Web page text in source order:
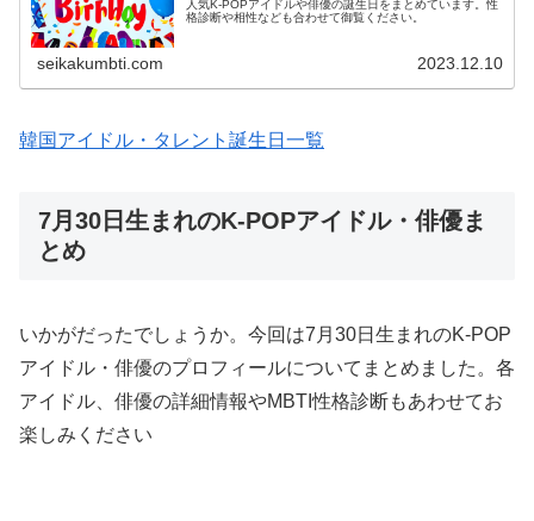
人気K-POPアイドルや俳優の誕生日をまとめています。性
格診断や相性なども合わせて御覧ください。
seikakumbti.com 2023.12.10
韓国アイドル・タレント誕生日一覧
7月30日生まれのK-POPアイドル・俳優ま
とめ
いかがだったでしょうか。今回は7月30日生まれのK-POP
アイドル・俳優のプロフィールについてまとめました。各
アイドル、俳優の詳細情報やMBTI性格診断もあわせてお
楽しみください